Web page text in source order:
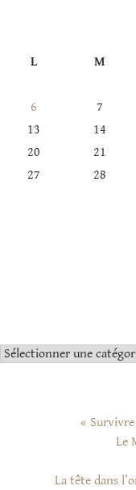
L
M
6
7
13
14
20
21
27
28
Catégories
«
Le
La tête dans